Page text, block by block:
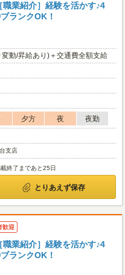
職業紹介］経験を活かす♪4
ランクOK！
動/昇給あり)＋交通費全額支給
夕方 夜
夜勤
支店
終了まであと25日
とりあえず保存
歓迎
職業紹介］経験を活かす♪4
ランクOK！